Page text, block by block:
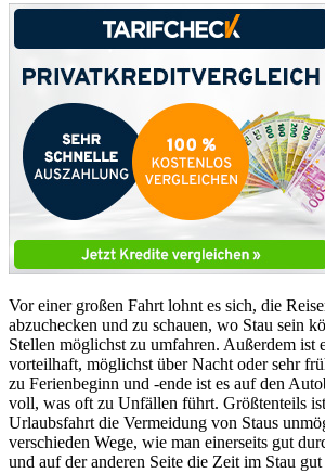
Vor einer großen Fahrt lohnt es sich, die
abzuchecken und zu schauen, wo Stau sein
Stellen möglichst zu umfahren. Außerdem ist
vorteilhaft, möglichst über Nacht oder sehr
zu Ferienbeginn und -ende ist es auf den
voll, was oft zu Unfällen führt. Größtenteils
Urlaubsfahrt die Vermeidung von Staus
verschieden Wege, wie man einerseits gut
und auf der anderen Seite die Zeit im Stau